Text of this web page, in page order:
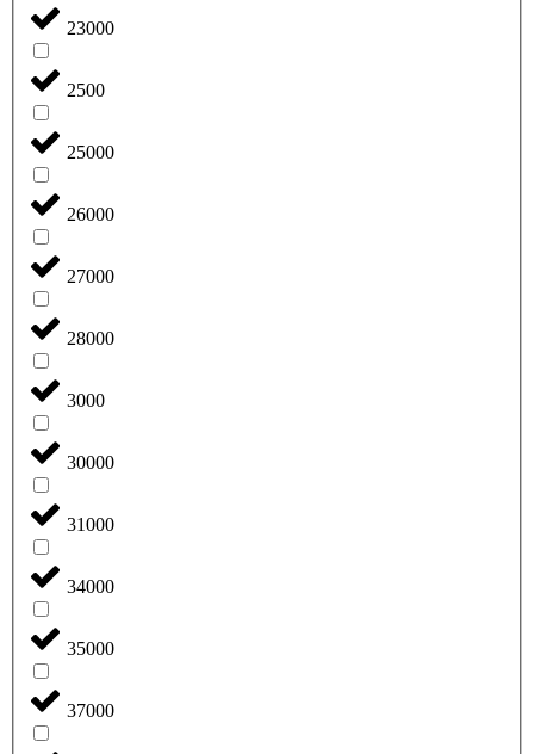
23000
2500
25000
26000
27000
28000
3000
30000
31000
34000
35000
37000